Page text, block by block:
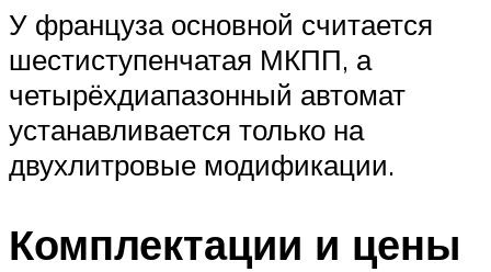
У француза основной считается
шестиступенчатая МКПП, а
четырёхдиапазонный автомат
устанавливается только на
двухлитровые модификации.
Комплектации и цены